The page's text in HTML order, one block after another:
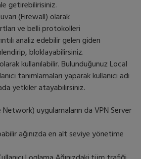
getirebilirisiniz.
(Firewall) olarak
ve belli protokolleri
analiz edebilir gelen giden
bloklayabilirsiniz.
kullanılabilir. Bulunduğunuz Local
tanımlamaları yaparak kullanıcı adı
yetkiler atayabilirsiniz.
uygulamaların da VPN Server
ağınızda en alt seviye yönetime